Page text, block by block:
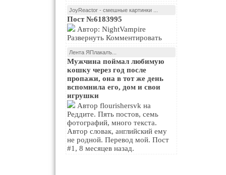
JoyReactor - смешные картинки ...
Пост №6183995
Развернуть Комментировать
Лента ЯПлакалъ...
Мужчина поймал любимую
кошку через год после
пропажи, она в тот же день
вспомнила его, дом и свои
игрушки
Реддите. Пять постов, семь
фотографий, много текста.
Автор словак, английский ему
не родной. Перевод мой. Пост
#1, 8 месяцев назад.